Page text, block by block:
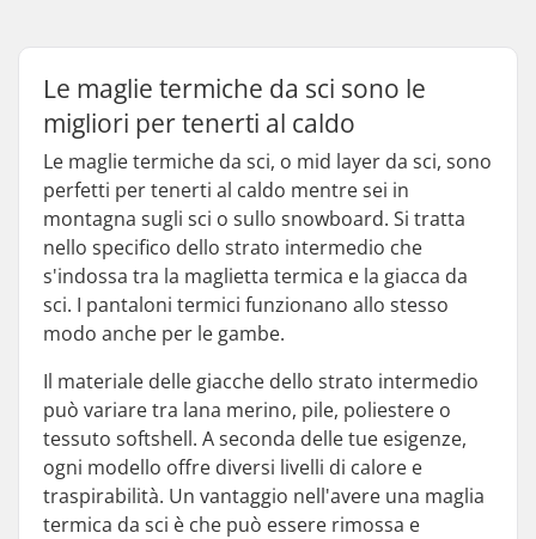
Le maglie termiche da sci sono le
migliori per tenerti al caldo
Le maglie termiche da sci, o mid layer da sci, sono
perfetti per tenerti al caldo mentre sei in
montagna sugli sci o sullo snowboard. Si tratta
nello specifico dello strato intermedio che
s'indossa tra la maglietta termica e la giacca da
sci. I pantaloni termici funzionano allo stesso
modo anche per le gambe.
Il materiale delle giacche dello strato intermedio
può variare tra lana merino, pile, poliestere o
tessuto softshell. A seconda delle tue esigenze,
ogni modello offre diversi livelli di calore e
traspirabilità. Un vantaggio nell'avere una maglia
termica da sci è che può essere rimossa e